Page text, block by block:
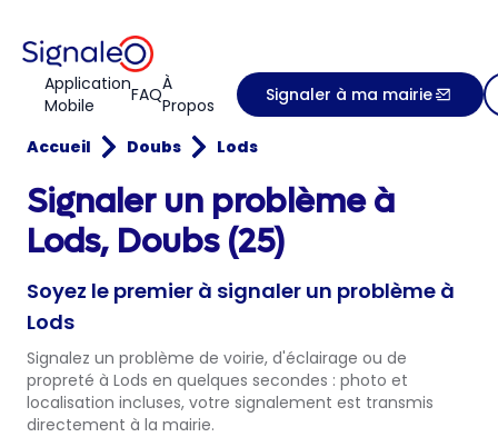
Application
Mobile
FAQÀ
Propos
Signaler à ma mairie
Accueil Doubs Lods
Signaler un problème à
Lods, Doubs (25)
Soyez le premier à signaler un problème à
Lods
Signalez un problème de voirie, d'éclairage ou de
propreté à Lods en quelques secondes : photo et
localisation incluses, votre signalement est transmis
directement à la mairie.